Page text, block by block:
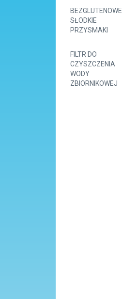
BEZGLUTENOWE
SŁODKIE
PRZYSMAKI
FILTR DO
CZYSZCZENIA
WODY
ZBIORNIKOWEJ